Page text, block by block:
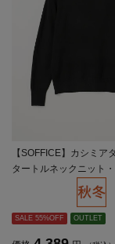
【SOFFICE】カシミア
タートルネックニット
長袖ソフィーチェ秋冬【
SALE 55%OFF OUTLET